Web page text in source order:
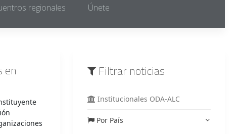
regionales Únete
en
Filtrar noticias
Institucionales ODA-ALC
Por País